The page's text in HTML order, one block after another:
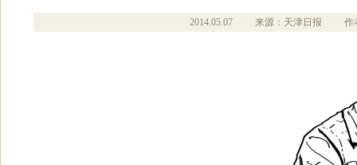
2014.05.07 来源：天津日报 作